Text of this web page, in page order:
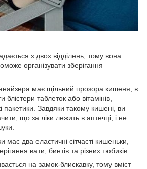
з двох відділень, тому вона
організувати зберігання
має щільний прозора кишеня, в
таблеток або вітамінів,
пакетики. Завдяки такому кишені, ви
що за ліки лежить в аптечці, і не
має два еластичні сітчасті кишеньки,
вати, бинтів та різних тюбиків.
на замок-блискавку, тому вміст